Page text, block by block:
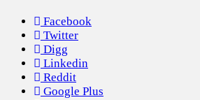
Facebook
Twitter
Digg
Linkedin
Reddit
Google Plus